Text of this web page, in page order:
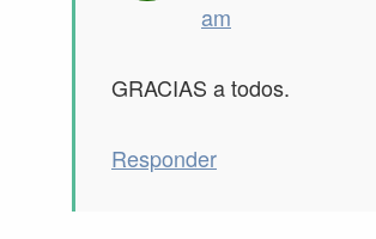
am
GRACIAS a todos.
Responder